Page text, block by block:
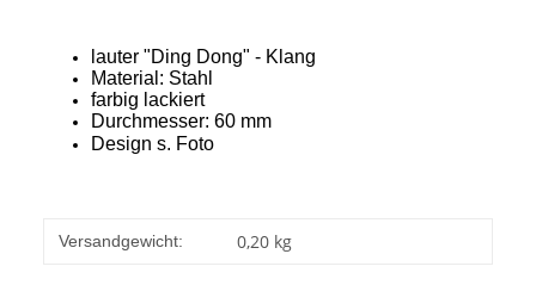
lauter "Ding Dong" - Klang
Material: Stahl
farbig lackiert
Durchmesser: 60 mm
Design s. Foto
Versandgewicht: 0,20 kg